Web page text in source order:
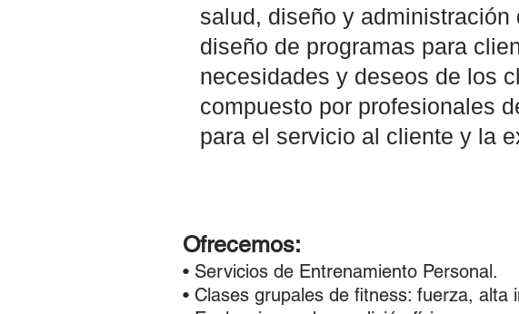
salud, diseño y
diseño de programas para
necesidades y deseos de los
compuesto por profesionales
para el servicio al cliente y la
Ofrecemos:
• Servicios de Entrenamiento Personal.
• Clases grupales de fitness: fuerza,